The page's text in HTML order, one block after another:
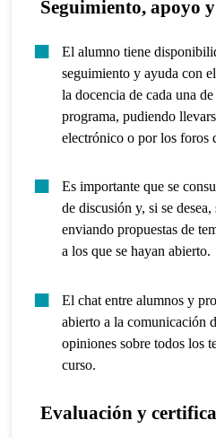
Seguimiento, apoyo
El alumno tiene
seguimiento y ayuda con
la docencia de cada una
programa, pudiendo
electrónico o por los foros
Es importante que se
de discusión y, si se
enviando propuestas de
a los que se hayan abierto.
El chat entre alumnos y
abierto a la comunicación
opiniones sobre todos los
curso.
Evaluación y